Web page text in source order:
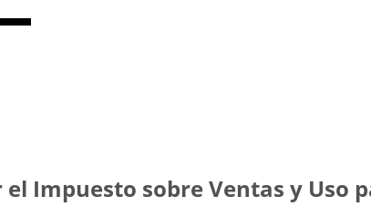
Impuesto sobre Ventas y Uso